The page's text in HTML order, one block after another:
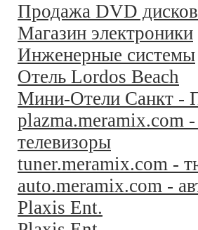
Продажа DVD дисков
Магазин электроники
Инженерные системы
Отель Lordos Beach
Мини-Отели Санкт -
plazma.meramix.com
телевизоры
tuner.meramix.com -
auto.meramix.com -
Plaxis Ent.